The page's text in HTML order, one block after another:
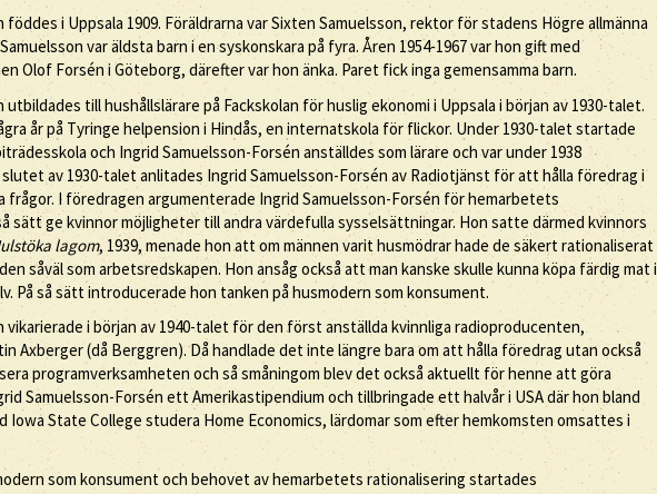
föddes i Uppsala 1909. Föräldrarna var Sixten Samuelsson, rektor för stadens Högre allmänna
var äldsta barn i en syskonskara på fyra. Åren 1954-1967 var hon gift med
Olof Forsén i Göteborg, därefter var hon änka. Paret fick inga gemensamma barn.
till hushållslärare på Fackskolan för huslig ekonomi i Uppsala i början av 1930-talet.
år på Tyringe helpension i Hindås, en internatskola för flickor. Under 1930-talet startade
och Ingrid Samuelsson-Forsén anställdes som lärare och var under 1938
av 1930-talet anlitades Ingrid Samuelsson-Forsén av Radiotjänst för att hålla föredrag i
frågor. I föredragen argumenterade Ingrid Samuelsson-Forsén för hemarbetets
sätt ge kvinnor möjligheter till andra värdefulla sysselsättningar. Hon satte därmed kvinnors
lagom, 1939, menade hon att om männen varit husmödrar hade de säkert rationaliserat
såväl som arbetsredskapen. Hon ansåg också att man kanske skulle kunna köpa färdig mat i
På så sätt introducerade hon tanken på husmodern som konsument.
vikarierade i början av 1940-talet för den först anställda kvinnliga radioproducenten,
Axberger (då Berggren). Då handlade det inte längre bara om att hålla föredrag utan också
programverksamheten och så småningom blev det också aktuellt för henne att göra
Samuelsson-Forsén ett Amerikastipendium och tillbringade ett halvår i USA där hon bland
State College studera Home Economics, lärdomar som efter hemkomsten omsattes i
som konsument och behovet av hemarbetets rationalisering startades